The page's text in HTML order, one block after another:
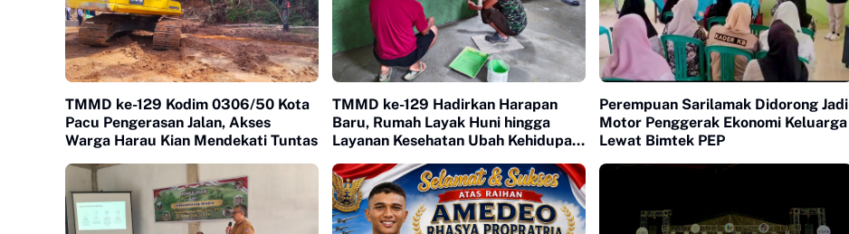
TMMD ke-129 Kodim 0306/50 Kota
Pacu Pengerasan Jalan, Akses
Warga Harau Kian Mendekati Tuntas
TMMD ke-129 Hadirkan Harapan
Baru, Rumah Layak Huni hingga
Layanan Kesehatan Ubah Kehidupan
Perempuan Sarilamak Didorong Jadi
Motor Penggerak Ekonomi Keluarga
Lewat Bimtek PEP